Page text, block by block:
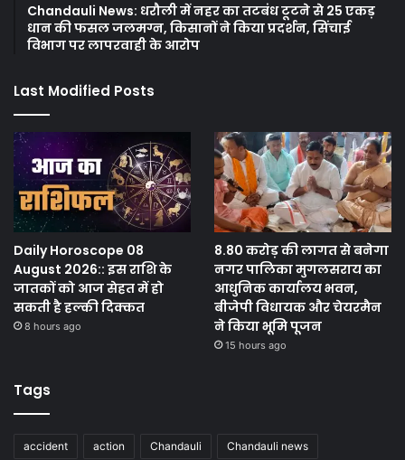
Chandauli News: धरौली में नहर का तटबंध टूटने से 25 एकड़
धान की फसल जलमग्न, किसानों ने किया प्रदर्शन, सिंचाई
विभाग पर लापरवाही के आरोप
Last Modified Posts
Daily Horoscope 08
August 2026:: इस राशि के
जातकों को आज सेहत में हो
सकती है हल्की दिक्कत
8 hours ago
8.80 करोड़ की लागत से बनेगा
नगर पालिका मुगलसराय का
आधुनिक कार्यालय भवन,
बीजेपी विधायक और चेयरमैन
ने किया भूमि पूजन
15 hours ago
Tags
accident action Chandauli Chandauli news